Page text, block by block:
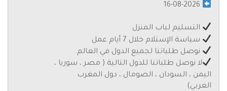
التسليم لباب المنزل
سياسة الإستلام خلال 7 أيام عمل
نوصل طلباتنا لجميع الدول في العالم.
لا نوصل طلباتنا للدول التالية ( مصر ، سوريا ،
اليمن ، السودان ، الصومال ، دول المغرب
العربي)